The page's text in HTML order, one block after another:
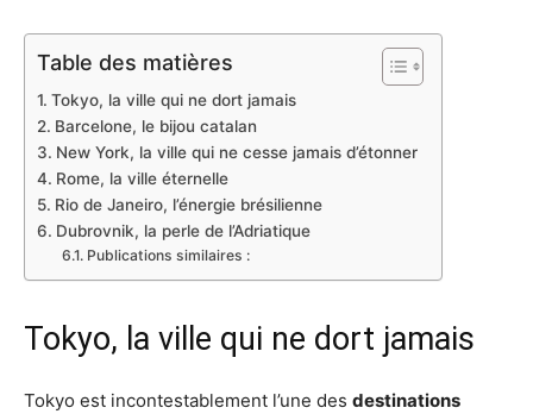
Table des matières
Tokyo, la ville qui ne dort jamais
Barcelone, le bijou catalan
New York, la ville qui ne cesse jamais d’étonner
Rome, la ville éternelle
Rio de Janeiro, l’énergie brésilienne
Dubrovnik, la perle de l’Adriatique
Publications similaires :
Tokyo, la ville qui ne dort jamais
Tokyo est incontestablement l’une des destinations